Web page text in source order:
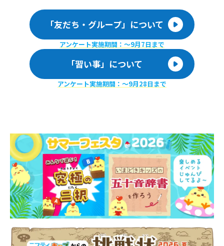
「友だち・グループ」について
アンケート実施期間：〜9月7日まで
「習い事」について
アンケート実施期間：〜9月28日まで